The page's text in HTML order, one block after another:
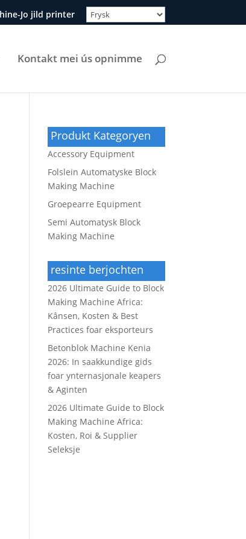
Jo jild printer
Kontakt mei ús opnimme
Produkt Kategoryen
Accessory Equipment
Folslein Automatyske Block
Making Machine
Groepearre Equipment
Semi Automatysk Block
Making Machine
resinte berjochten
2026 Ultimate Guide to Block
Making Machine Africa:
Kânsen, Kosten & Best
Practices foar eksporteurs
Betonblok Machine Kenia
2026: In saakkundige gids
foar ynternasjonale keapers
& Aginten
2026 Ultimate Guide to Block
Making Machine Africa:
Kosten, Roi & Supplier
Seleksje